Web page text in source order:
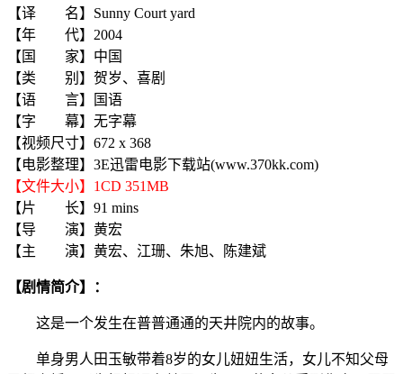
【译 名】Sunny Court yard
【年 代】2004
【国 家】中国
【类 别】贺岁、喜剧
【语 言】国语
【字 幕】无字幕
【视频尺寸】672 x 368
【电影整理】3E迅雷电影下载站(www.370kk.com)
【文件大小】1CD 351MB
【片 长】91 mins
【导 演】黄宏
【主 演】黄宏、江珊、朱旭、陈建斌
【剧情简介】：
这是一个发生在普普通通的天井院内的故事。
单身男人田玉敏带着8岁的女儿妞妞生活，女儿不知父母